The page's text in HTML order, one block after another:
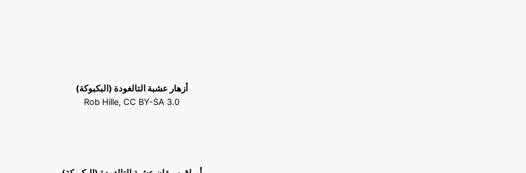
أزهار عشبة التالغودة (البكبوكة)
Rob Hille, CC BY-SA 3.0